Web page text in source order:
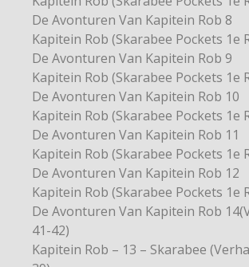
De Avonturen Van Kapitein Rob 8
Kapitein Rob (Skarabee Pockets 1e
De Avonturen Van Kapitein Rob 9
Kapitein Rob (Skarabee Pockets 1e
De Avonturen Van Kapitein Rob 10
Kapitein Rob (Skarabee Pockets 1e
De Avonturen Van Kapitein Rob 11
Kapitein Rob (Skarabee Pockets 1e
De Avonturen Van Kapitein Rob 12
Kapitein Rob (Skarabee Pockets 1e
De Avonturen Van Kapitein Rob
41-42)
Kapitein Rob – 13 – Skarabee